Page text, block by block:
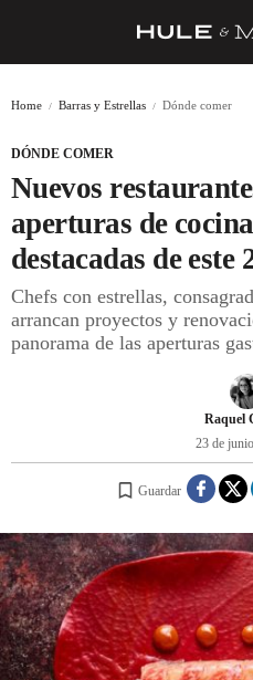
BARRAS Y ESTRELLAS
DÓNDE COMER
ÍDOLOS DE MESAS
CUADERNO DE VIAJE
INICIAR
Home Barras y Estrellas Dónde comer
DÓNDE COMER
Nuevos
aperturas de
destacadas de este
Chefs con estrellas,
arrancan proyectos y
panorama de las aperturas
Raquel
23 de
Guardar